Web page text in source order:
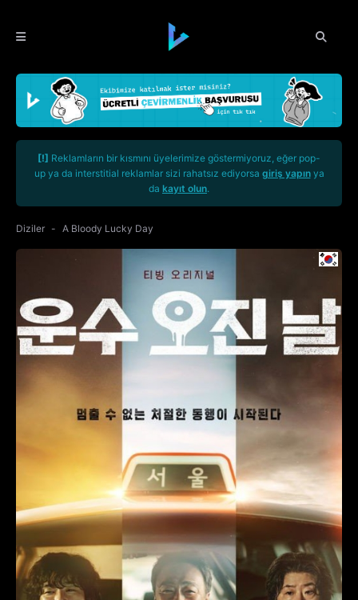
[!] Reklamların bir kısmını üyelerimize göstermiyoruz, eğer pop-
up ya da interstitial reklamlar sizi rahatsız ediyorsa giriş yapınya
da kayıt olun.
Diziler A Bloody Lucky Day